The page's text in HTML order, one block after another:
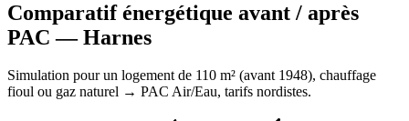
Comparatif énergétique avant / après
PAC —Harnes
Simulation pour un logement de 110 m² (avant 1948), chauffage
fioul ou gaz naturel → PAC Air/Eau, tarifs nordistes.